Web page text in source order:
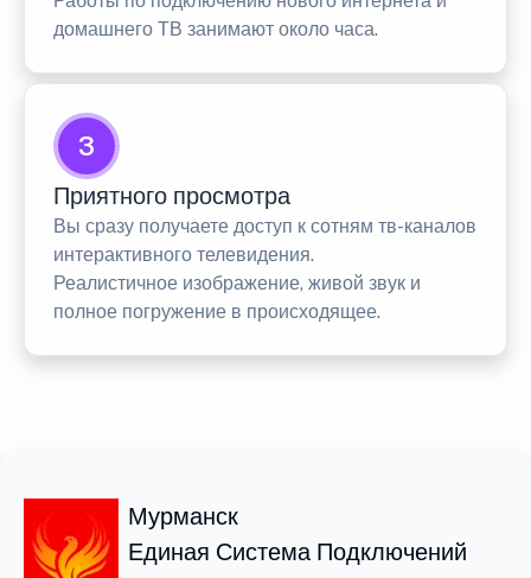
домашнего ТВ занимают около часа.
3
Приятного просмотра
Вы сразу получаете доступ к сотням тв-каналов
интерактивного телевидения.
Реалистичное изображение, живой звук и
полное погружение в происходящее.
Мурманск
Единая Система Подключений